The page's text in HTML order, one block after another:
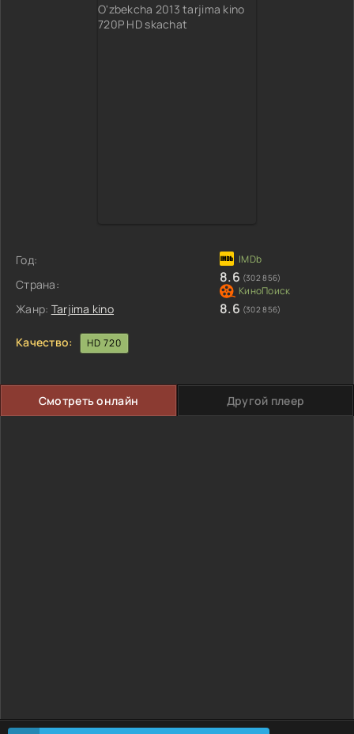
Год:
Страна:
Жанр: Tarjima kino
8.6 (302 856)
8.6 (302 856)
Качество: HD 720
Смотреть онлайн Другой плеер